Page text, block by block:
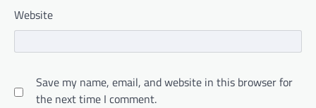
Website
Save my name, email, and website in this browser for
the next time I comment.